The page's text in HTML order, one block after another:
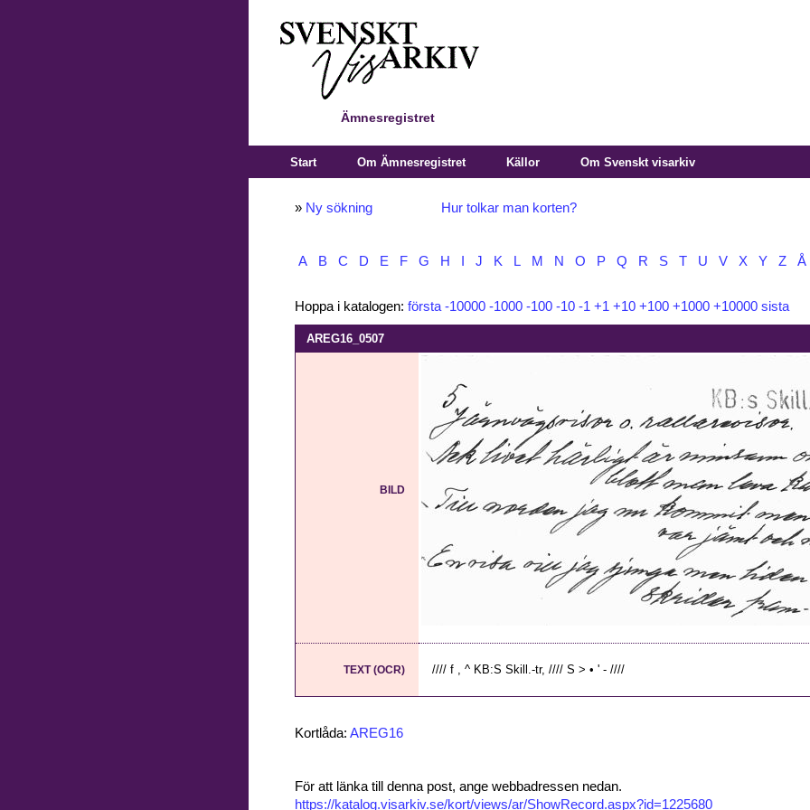
Ämnesregistret
Start Om Ämnesregistret Källor Om Svenskt visarkiv
» Ny sökning Hur tolkar man korten?
A B C D E F G H J K L M N O P Q R S T U V X Y Z Å
Hoppa i katalogen: första -10000 -1000 -100 -10 -1 +1 +10 +100 +1000 +10000 sista
AREG16_0507
BILD
TEXT (OCR) //// f , ^ KB:S Skill.-tr, //// S > • ' - ////
Kortlåda: AREG16
För att länka till denna post, ange webbadressen nedan.
https://katalog.visarkiv.se/kort/views/ar/ShowRecord.aspx?id=1225680